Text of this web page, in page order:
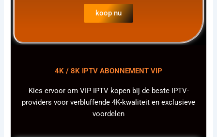
koop nu
4K / 8K IPTV ABONNEMENT VIP
Kies ervoor om VIP IPTV kopen bij de beste IPTV-
providers voor verbluffende 4K-kwaliteit en exclusieve
voordelen